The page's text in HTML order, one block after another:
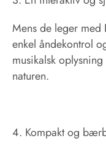
Mens de leger
enkel åndekontrol
musikalsk
naturen.
4. Kompakt og